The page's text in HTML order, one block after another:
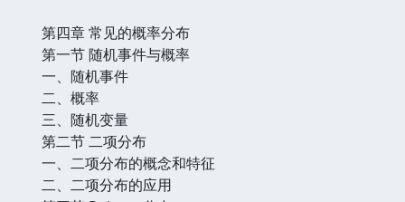
第四章 常见的概率分布
第一节 随机事件与概率
一、随机事件
二、概率
三、随机变量
第二节 二项分布
一、二项分布的概念和特征
二、二项分布的应用